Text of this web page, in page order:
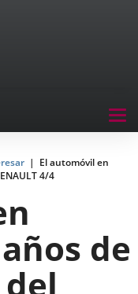
El automóvil en
4/4
de